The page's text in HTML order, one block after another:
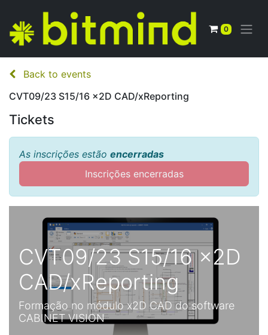
0
Back to events
CVT09/23 S15/16 x2D CAD/xReporting
Tickets
As inscrições estão encerradas
Inscrições encerradas
CVT09/23 S15/16 x2D
CAD/xReporting
Formação no módulo x2D CAD do software
CABINET VISION